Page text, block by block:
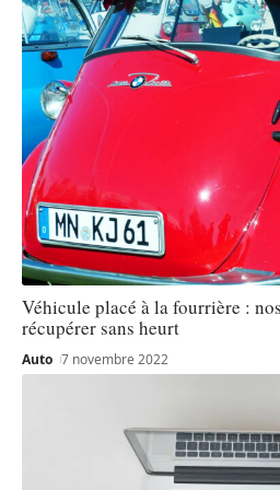
Véhicule placé à la fourrière :
récupérer sans heurt
Auto 7 novembre 2022